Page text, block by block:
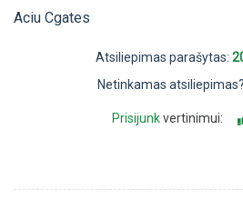
Aciu Cgates
Atsiliepimas parašytas:
Netinkamas atsiliepimas?
Prisijunkvertinimui: